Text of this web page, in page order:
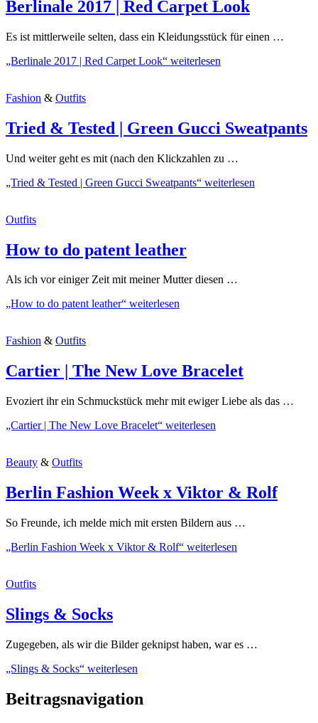
Berlinale 2017 | Red Carpet Look
Es ist mittlerweile selten, dass ein Kleidungsstück für einen …
„Berlinale 2017 | Red Carpet Look“ weiterlesen
Fashion & Outfits
Tried & Tested | Green Gucci Sweatpants
Und weiter geht es mit (nach den Klickzahlen zu …
„Tried & Tested | Green Gucci Sweatpants“ weiterlesen
Outfits
How to do patent leather
Als ich vor einiger Zeit mit meiner Mutter diesen …
„How to do patent leather“ weiterlesen
Fashion & Outfits
Cartier | The New Love Bracelet
Evoziert ihr ein Schmuckstück mehr mit ewiger Liebe als das …
„Cartier | The New Love Bracelet“ weiterlesen
Beauty & Outfits
Berlin Fashion Week x Viktor & Rolf
So Freunde, ich melde mich mit ersten Bildern aus …
„Berlin Fashion Week x Viktor & Rolf“ weiterlesen
Outfits
Slings & Socks
Zugegeben, als wir die Bilder geknipst haben, war es …
„Slings & Socks“ weiterlesen
Beitragsnavigation